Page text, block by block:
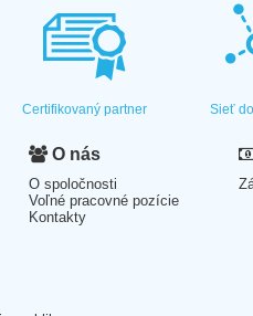
Certifikovaný partner Sieť
O nás
O spoločnosti
Voľné pracovné pozície
Kontakty